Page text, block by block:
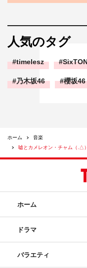
人気のタグ
timelesz
乃木坂46 櫻坂46
ホーム
音楽
嘘とカメレオン・チャム（.△
ホーム
ドラマ
バラエティ